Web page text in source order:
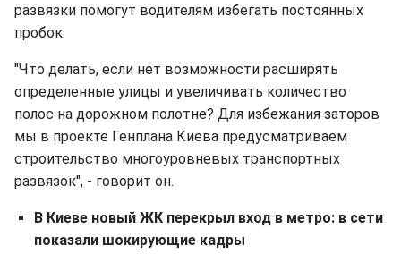
развязки помогут водителям избегать постоянных
пробок.
"Что делать, если нет возможности расширять
определенные улицы и увеличивать количество
полос на дорожном полотне? Для избежания заторов
мы в проекте Генплана Киева предусматриваем
строительство многоуровневых транспортных
развязок", - говорит он.
В Киеве новый ЖК перекрыл вход в метро: в сети
показали шокирующие кадры